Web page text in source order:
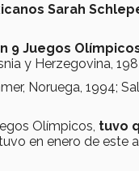
Sarah
Juegos
y Herzegovina,
Noruega, 1994;
Olímpicos, tuvo
en enero de este